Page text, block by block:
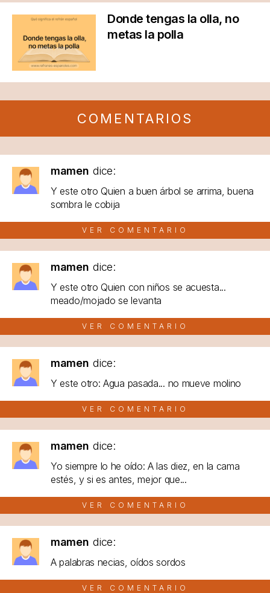
Donde tengas la olla, no
metas la polla
COMENTARIOS
mamen dice:
Y este otro Quien a buen árbol se arrima, buena
sombra le cobija
VER COMENTARIO
mamen dice:
Y este otro Quien con niños se acuesta...
meado/mojado se levanta
VER COMENTARIO
mamen dice:
Y este otro: Agua pasada... no mueve molino
VER COMENTARIO
mamen dice:
Yo siempre lo he oído: A las diez, en la cama
estés, y si es antes, mejor que...
VER COMENTARIO
mamen dice:
A palabras necias, oídos sordos
VER COMENTARIO